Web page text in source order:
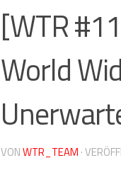
[WTR
World
VONWTR_TEAM ·